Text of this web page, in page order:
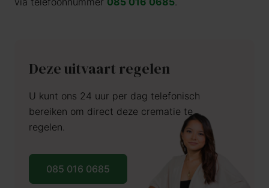
Deze uitvaart regelen
U kunt ons 24 uur per dag telefonisch
bereiken om direct deze crematie te
regelen.
085 016 0685